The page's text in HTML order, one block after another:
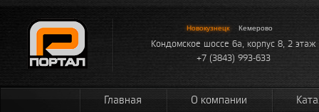
Новокузнецк Кемерово
Кондомское шоссе 6а, корпус 8, 2 этаж
+7 (3843) 993-633
Главная О компании